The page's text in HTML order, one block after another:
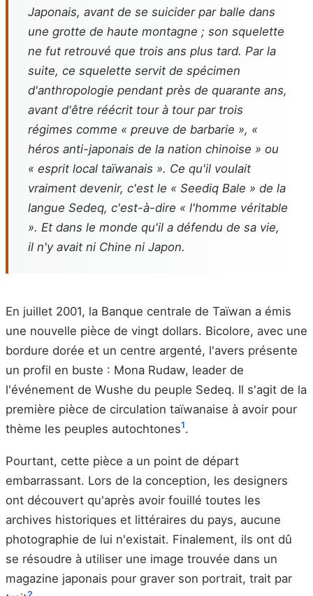
Japonais, avant de se suicider par balle dans
une grotte de haute montagne ; son squelette
ne fut retrouvé que trois ans plus tard. Par la
suite, ce squelette servit de spécimen
d'anthropologie pendant près de quarante ans,
avant d'être réécrit tour à tour par trois
régimes comme « preuve de barbarie », «
héros anti-japonais de la nation chinoise » ou
« esprit local taïwanais ». Ce qu'il voulait
vraiment devenir, c'est le « Seediq Bale » de la
langue Sedeq, c'est-à-dire « l'homme véritable
». Et dans le monde qu'il a défendu de sa vie,
il n'y avait ni Chine ni Japon.
En juillet 2001, la Banque centrale de Taïwan a émis
une nouvelle pièce de vingt dollars. Bicolore, avec une
bordure dorée et un centre argenté, l'avers présente
un profil en buste : Mona Rudaw, leader de
l'événement de Wushe du peuple Sedeq. Il s'agit de la
première pièce de circulation taïwanaise à avoir pour
thème les peuples autochtones1.
Pourtant, cette pièce a un point de départ
embarrassant. Lors de la conception, les designers
ont découvert qu'après avoir fouillé toutes les
archives historiques et littéraires du pays, aucune
photographie de lui n'existait. Finalement, ils ont dû
se résoudre à utiliser une image trouvée dans un
magazine japonais pour graver son portrait, trait par